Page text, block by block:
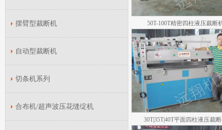
摆臂型裁断机
自动型裁断机
切条机系列
合布机/超声波压花缝绽机
50T-100T精密四柱液压裁断
30T|35T|40T平面四柱液压裁